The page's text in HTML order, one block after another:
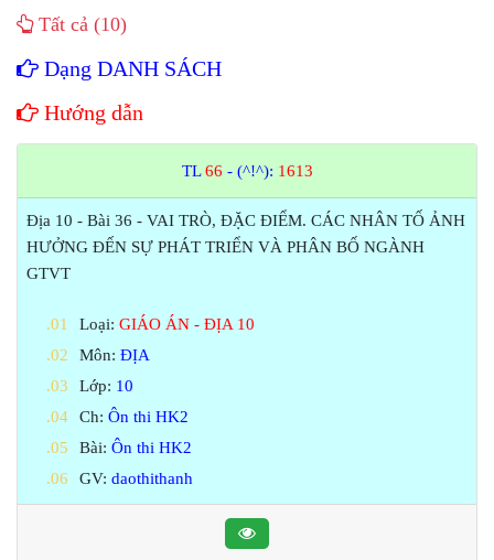
Tất cả (10)
Dạng DANH SÁCH
Hướng dẫn
TL66 - (^!^): 1613
Địa 10 - Bài 36 - VAI TRÒ, ĐẶC ĐIỂM. CÁC NHÂN TỐ ẢNH
HƯỞNG ĐẾN SỰ PHÁT TRIỂN VÀ PHÂN BỐ NGÀNH
GTVT
Loại:GIÁO ÁN - ĐỊA 10
Môn:ĐỊA
Lớp: 10
Ch:Ôn thi HK2
Bài:Ôn thi HK2
GV:daothithanh